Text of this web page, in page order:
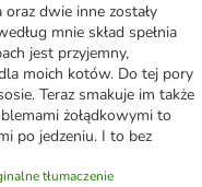
dwie inne zostały
mnie skład spełnia
jest przyjemny,
moich kotów. Do tej pory
Teraz smakuje im także
żołądkowymi to
po jedzeniu. I to bez
tłumaczenie